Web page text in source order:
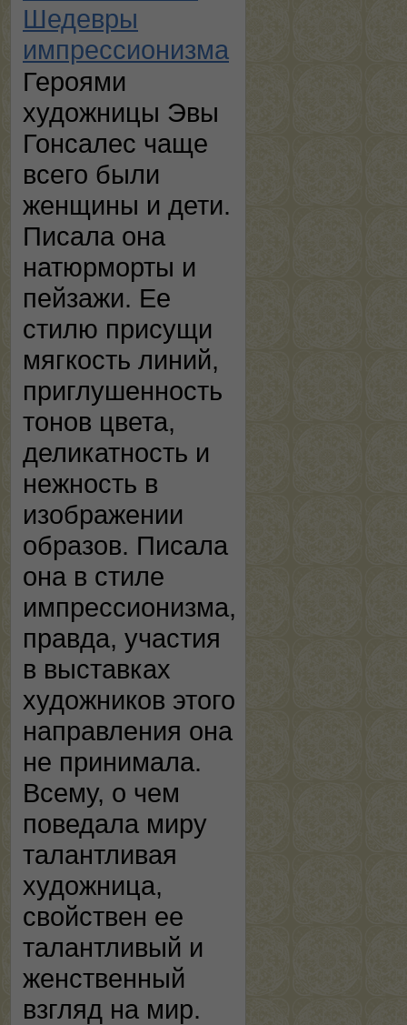
Шедевры
импрессионизма
Героями
художницы Эвы
Гонсалес чаще
всего были
женщины и дети.
Писала она
натюрморты и
пейзажи. Ее
стилю присущи
мягкость линий,
приглушенность
тонов цвета,
деликатность и
нежность в
изображении
образов. Писала
она в стиле
импрессионизма,
правда, участия
в выставках
художников этого
направления она
не принимала.
Всему, о чем
поведала миру
талантливая
художница,
свойствен ее
талантливый и
женственный
взгляд на мир.